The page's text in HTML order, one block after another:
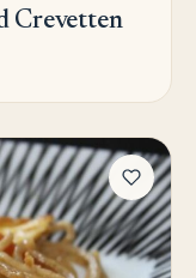
Crevetten